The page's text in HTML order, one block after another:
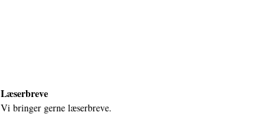
Læserbreve
Vi bringer gerne læserbreve.